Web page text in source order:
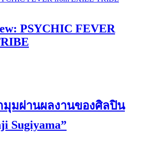
PSYCHIC FEVER
มุมผ่านผลงานของศิลปิน
Sugiyama”